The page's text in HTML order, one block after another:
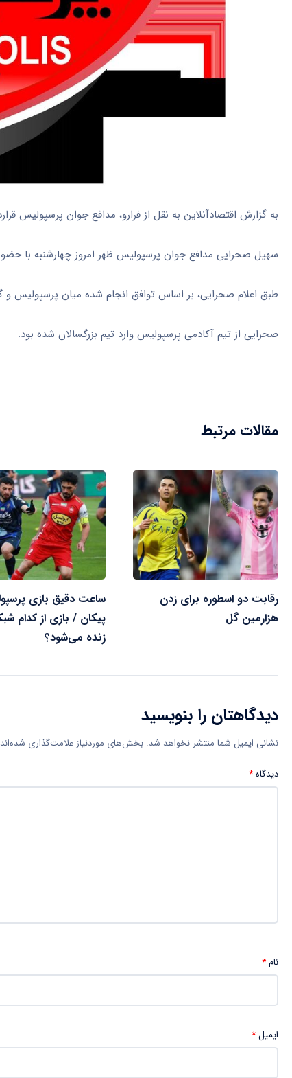
به گزارش اقتصادآنلاین به نقل از فرارو، مدافع جوان پرسپولیس
سهیل صحرایی مدافع جوان پرسپولیس ظهر امروز چهارشنبه با
طبق اعلام صحرایی، بر اساس توافق انجام شده میان پرسپولیس و
صحرایی از تیم آکادمی پرسپولیس وارد تیم بزرگسالان شده بود.
مقالات مرتبط
رقابت دو اسطوره برای زدن
هزارمین گل
ساعت دقیق بازی
پیکان / بازی از کدام
زنده می‌شود؟
دیدگاهتان را بنویسید
نشانی ایمیل شما منتشر نخواهد شد. بخش‌های موردنیاز علامت‌گذاری شده‌اند
دیدگاه*
نام*
ایمیل*